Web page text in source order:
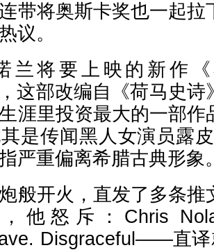
带将奥斯卡奖也一起拉
议。
兰将要上映的新作
这部改编自《荷马史
涯里投资最大的一部作
是传闻黑人女演员露
严重偏离希腊古典形象
般开火，直发了多条推
他怒斥：Chris
Disgraceful——直译